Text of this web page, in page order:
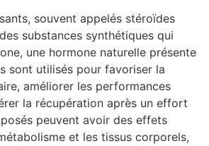
souvent appelés stéroïdes
substances synthétiques qui
une hormone naturelle présente
sont utilisés pour favoriser la
améliorer les performances
la récupération après un effort
peuvent avoir des effets
et les tissus corporels,